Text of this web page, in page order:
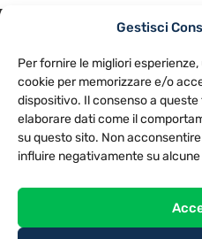
Gestisci
Per fornire le migliori
cookie per memorizzare e/o
dispositivo. Il consenso a
elaborare dati come il
su questo sito. Non
influire negativamente su
NOTE LEGALI
TV
Via Monteleonese 95/
Tel. 0573.9136 /